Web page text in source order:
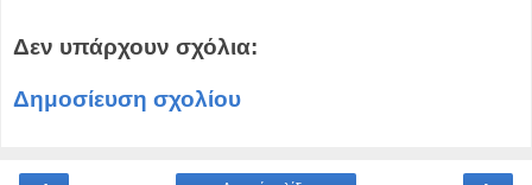
Δεν υπάρχουν σχόλια:
Δημοσίευση σχολίου